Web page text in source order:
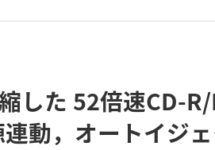
した 52倍速CD-
動，オートイジ